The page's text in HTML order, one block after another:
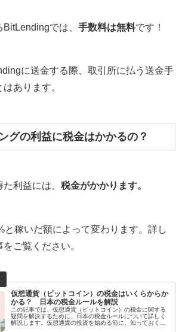
では、 手数料は無料です！
に送金する際、取引所に払う送金手
あります。
グの利益に税金はかかるの？
利益には、 税金がかかります。
と稼いだ額によって変わります。詳し
ご覧ください。
仮想通貨（ビットコイン）の税金はいくらからか
かる？ 日本の税金ルールを解説
この記事では、仮想通貨（ビットコイン）の税金に関する
疑問を解決するために、日本の税金ルールについて詳しく
解説します。仮想通貨の投資を始める前に、知っておく必